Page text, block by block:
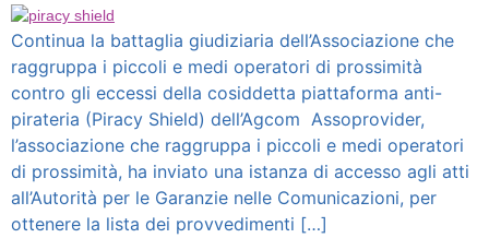
Continua la battaglia giudiziaria dell’Associazione che
raggruppa i piccoli e medi operatori di prossimità
contro gli eccessi della cosiddetta piattaforma anti-
pirateria (Piracy Shield) dell’Agcom Assoprovider,
l’associazione che raggruppa i piccoli e medi operatori
di prossimità, ha inviato una istanza di accesso agli atti
all’Autorità per le Garanzie nelle Comunicazioni, per
ottenere la lista dei provvedimenti […]